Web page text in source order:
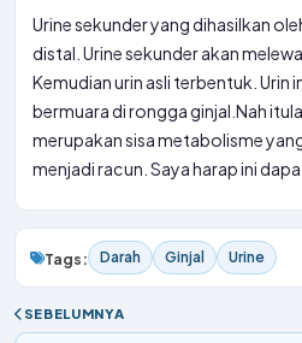
Urine sekunder yang dihasilkan
distal. Urine sekunder akan
Kemudian urin asli terbentuk. Urin
bermuara di rongga ginjal. Nah
merupakan sisa metabolisme
menjadi racun. Saya harap ini
Tags: Darah Ginjal Urine
SEBELUMNYA